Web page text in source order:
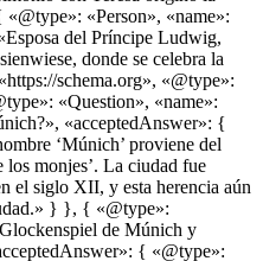
«Person», «name»:
del Príncipe Ludwig,
donde se celebra la
schema.org», «@type»:
«Question», «name»:
«acceptedAnswer»: {
‘Múnich’ proviene del
los monjes’. La ciudad fue
el siglo XII, y esta herencia aún
} }, { «@type»:
de Múnich y
{ «@type»: